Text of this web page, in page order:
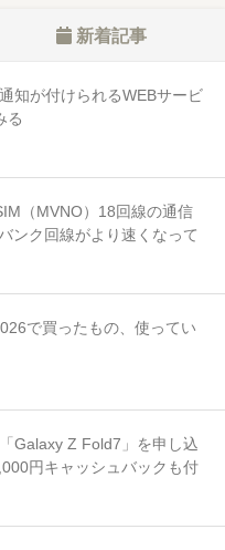
新着記事
知が付けられるWEBサービ
る
（MVNO）18回線の通信
ク回線がより速くなって
で買ったもの、使ってい
Galaxy Z Fold7」を申し込
円キャッシュバックも付